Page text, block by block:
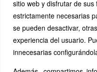
sitio web y disfrutar de
estrictamente necesarias
se pueden desactivar,
experiencia del usuario.
innecesarias
someten expresamente las
resolución de todos los
uso los Juzgados y